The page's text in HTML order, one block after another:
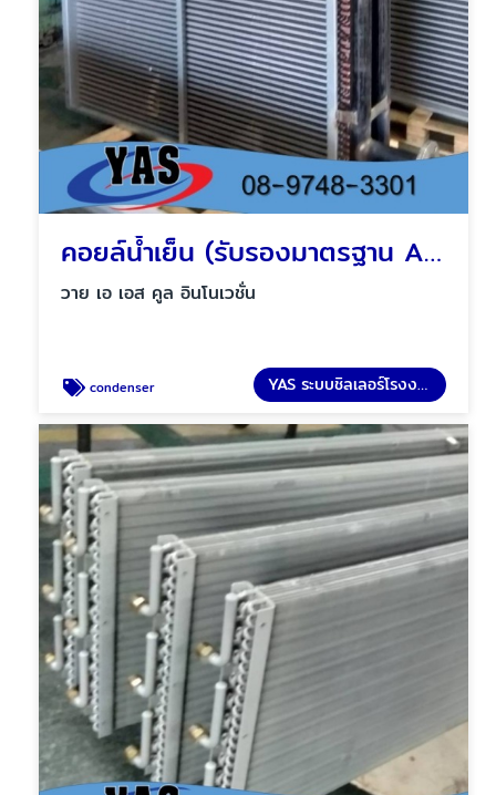
คอยล์น้ำเย็น (รับรองมาตรฐาน AHRI)
วาย เอ เอส คูล อินโนเวชั่น
condenser YAS ระบบชิลเลอร์โรงงาน